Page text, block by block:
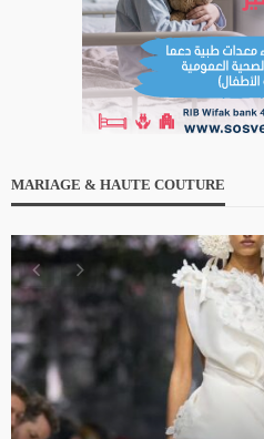
MARIAGE & HAUTE COUTURE